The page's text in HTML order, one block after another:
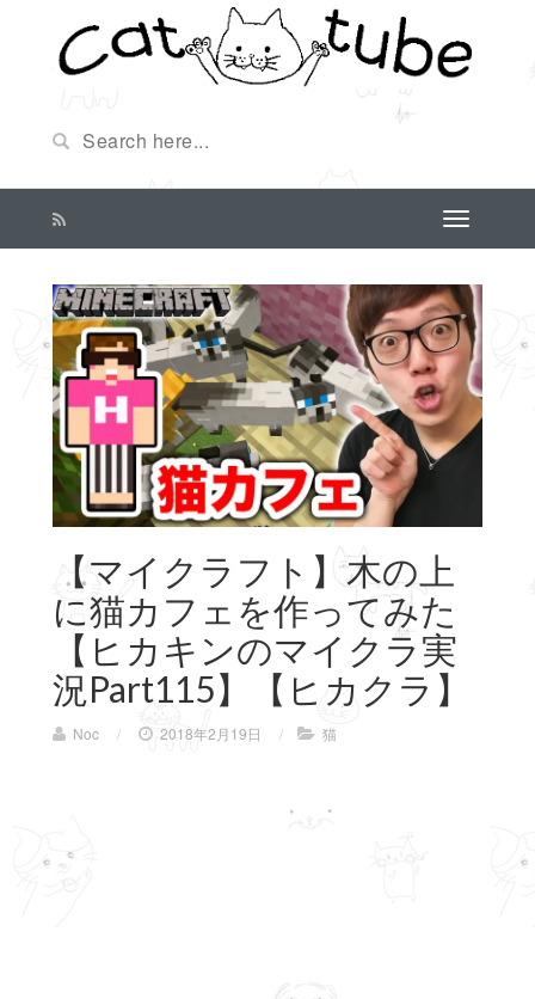
【マイクラフト】木の上
に猫カフェを作ってみた
【ヒカキンのマイクラ実
況Part115】【ヒカクラ】
Noc / 2018年2月19日 / 猫